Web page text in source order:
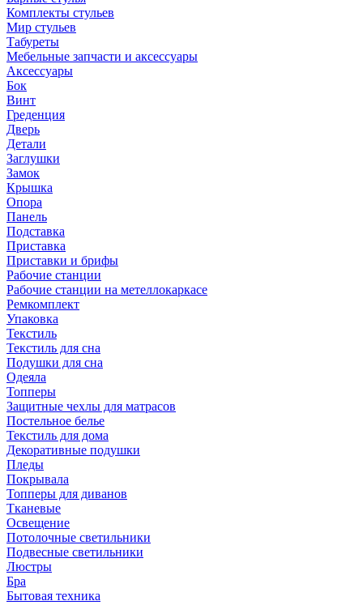
Комплекты стульев
Мир стульев
Табуреты
Мебельные запчасти и аксессуары
Аксессуары
Бок
Винт
Греденция
Дверь
Детали
Заглушки
Замок
Крышка
Опора
Панель
Подставка
Приставка
Приставки и брифы
Рабочие станции
Рабочие станции на метеллокаркасе
Ремкомплект
Упаковка
Текстиль
Текстиль для сна
Подушки для сна
Одеяла
Топперы
Защитные чехлы для матрасов
Постельное белье
Текстиль для дома
Декоративные подушки
Пледы
Покрывала
Топперы для диванов
Тканевые
Освещение
Потолочные светильники
Подвесные светильники
Люстры
Бра
Бытовая техника